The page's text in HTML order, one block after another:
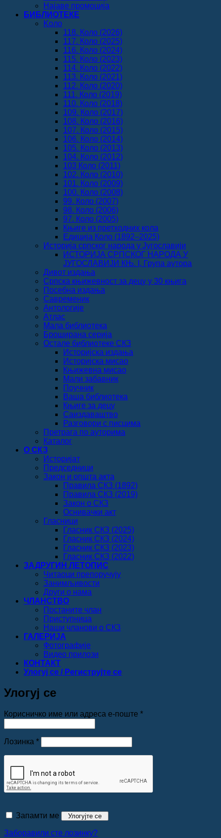
Најаве промоција
БИБЛИОТЕКЕ
Koло
118. Коло (2026)
117. Коло (2025)
116. Коло (2024)
115. Коло (2023)
114. Коло (2022)
113. Коло (2021)
112. Коло (2020)
111. Коло (2019)
110. Коло (2018)
109. Коло (2017)
108. Коло (2016)
107. Коло (2015)
106. Коло (2014)
105. Коло (2013)
104. Коло (2012)
103 Коло (2011)
102. Коло (2010)
101. Коло (2009)
100. Коло (2008)
99. Коло (2007)
98. Коло (2006)
97. Коло (2005)
Књиге из претходних кола
Едиција Коло (1892‒2025)
Историја српског народа у Југославији
ИСТОРИЈА СРПСКОГ НАРОДА У
ЈУГОСЛАВИЈИ КЊ. I, Група аутора
Дивот издања
Српска књижевност за децу у 30 књига
Посебна издања
Савременик
Антологије
Атлас
Мала библиотека
Броширана серија
Остале библиотеке СКЗ
Историјска издања
Историјска мисао
Књижевна мисао
Мали забавник
Поучник
Ваша библиотека
Књиге за децу
Саиздаваштво
Разговори с писцима
Претрага по ауторима
Каталог
О СКЗ
Историјат
Председници
Закон и општа акта
Правила СКЗ (1892)
Правила СКЗ (2019)
Закон о СКЗ
Оснивачки акт
Гласници
Гласник СКЗ (2025)
Гласник СКЗ (2024)
Гласник СКЗ (2023)
Гласник СКЗ (2022)
ЗАДРУГИН ЛЕТОПИС
Читаоци препоручују
Занимљивости
Други о нама
ЧЛАНСТВО
Постаните члан
Приступница
Наши чланови о СКЗ
ГАЛЕРИЈА
Фотографије
Видео прилози
КОНТАКТ
Улогуј се / Региструјте се
Улогуј се
Корисничко име или адреса е-поште *Обавезно
Лозинка *Обавезно
Запамти ме Улогујте се
Заборавили сте лозинку?